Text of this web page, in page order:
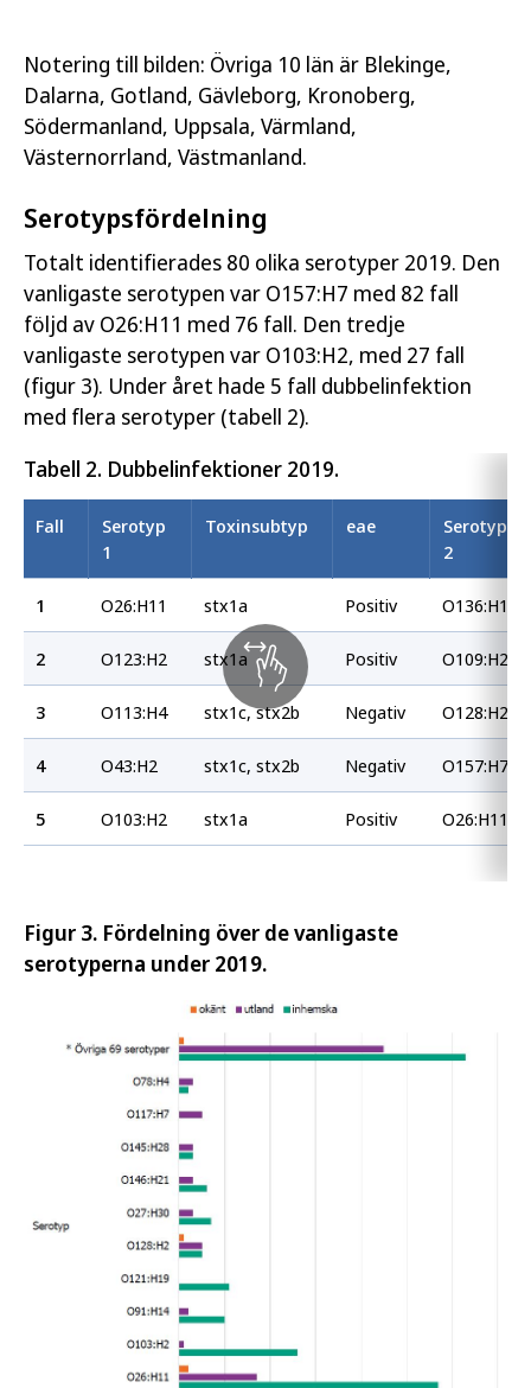
Notering till bilden: Övriga 10 län är Blekinge,
Dalarna, Gotland, Gävleborg, Kronoberg,
Södermanland, Uppsala, Värmland,
Västernorrland, Västmanland.
Serotypsfördelning
Totalt identifierades 80 olika serotyper 2019. Den
vanligaste serotypen var O157:H7 med 82 fall
följd av O26:H11 med 76 fall. Den tredje
vanligaste serotypen var O103:H2, med 27 fall
(figur 3). Under året hade 5 fall dubbelinfektion
med flera serotyper (tabell 2).
Tabell 2. Dubbelinfektioner 2019.
Fall
Serotyp
1
Toxinsubtyp eae
Serotyp
2
1 O26:H11 stx1a Positiv O136:H12
2 O123:H2 stx1a Positiv O109:H25
3 O113:H4 stx1c, stx2b Negativ O128:H2
4 O43:H2 stx1c, stx2b Negativ O157:H7
5 O103:H2 stx1a Positiv O26:H11
Figur 3. Fördelning över de vanligaste
serotyperna under 2019.